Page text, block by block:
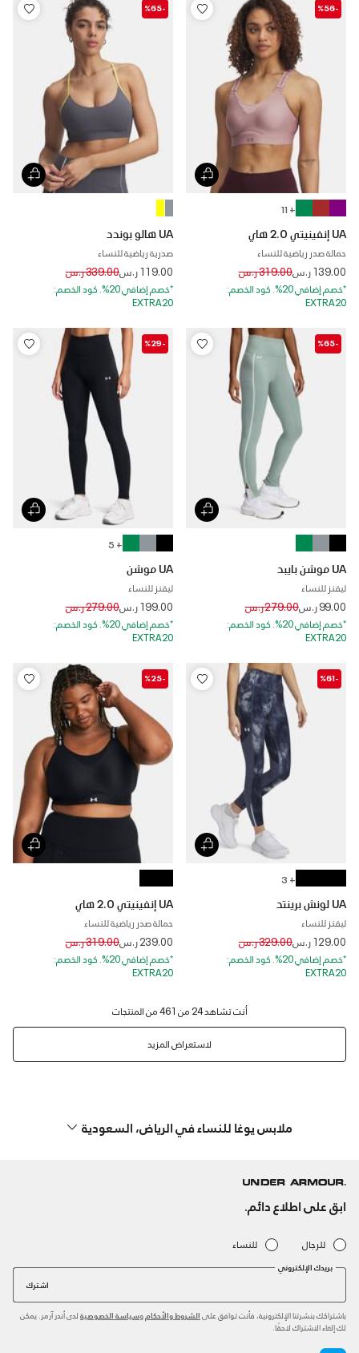
-%56
+ 11
UA إنفينيتي 2.0 هاي
حمالة صدر رياضية للنساء
139.00 ر.س Price reduced from
319.00 ر.س to
*خصم إضافي 20%. كود الخصم:
EXTRA20
-%65
UA هالو بوندد
صدرية رياضية للنساء
119.00 ر.س Price reduced from
339.00 ر.س to
*خصم إضافي 20%. كود الخصم:
EXTRA20
-%65
UA موشن بايبد
ليقنز للنساء
99.00 ر.س Price reduced from
279.00 ر.س to
*خصم إضافي 20%. كود الخصم:
EXTRA20
-%29
+ 5
UA موشن
ليقنز للنساء
199.00 ر.س Price reduced from
279.00 ر.س to
*خصم إضافي 20%. كود الخصم:
EXTRA20
-%61
+ 3
UA لونش برينتد
ليقنز للنساء
129.00 ر.س Price reduced from
329.00 ر.س to
*خصم إضافي 20%. كود الخصم:
EXTRA20
-%25
UA إنفينيتي 2.0 هاي
حمالة صدر رياضية للنساء
239.00 ر.س Price reduced from
319.00 ر.س to
*خصم إضافي 20%. كود الخصم:
EXTRA20
‏‫أنت تشاهد 24 من 461 من المنتجات
لاستعراض المزيد
ملابس يوغا للنساء في الرياض، السعودية
ابق على اطلاع دائم.
للرجال للنساء
بريدك الإلكتروني
اشترك
باشتراكك بنشرتنا الإلكترونية، فأنت توافق على الشروط والأحكام وسياسة الخصوصية لدى أندر آرمر. يمكن
لك إلغاء الاشتراك لاحقًا.